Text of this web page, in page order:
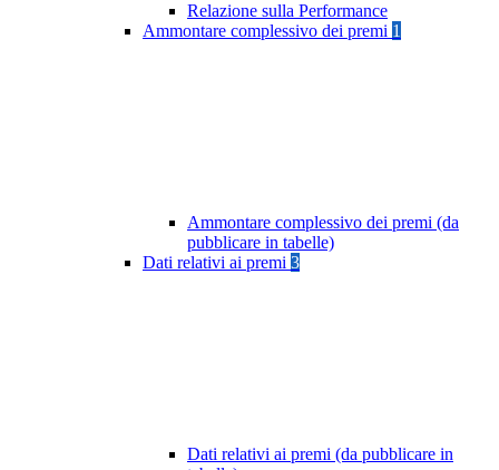
Relazione sulla Performance
Ammontare complessivo dei premi 1
Ammontare complessivo dei premi (da
pubblicare in tabelle)
Dati relativi ai premi 3
Dati relativi ai premi (da pubblicare in